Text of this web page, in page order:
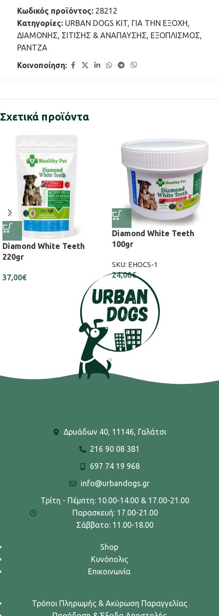
Κωδικός προϊόντος: 28212
Κατηγορίες: URBAN DOGS KIT, ΓΙΑ ΤΗΝ ΕΞΟΧΗ,
ΔΙΑΜΟΝΗΣ, ΣΙΤΙΣΗΣ & ΑΝΑΠΑΥΣΗΣ, ΕΞΟΠΛΙΣΜΟΣ,
ΡΑΝΤΖΑ
Κοινοποίηση:
Σχετικά προϊόντα
Diamond White Teeth
220gr
37,00€
Diamond White Teeth
100gr
SKU: EHOCS-1
24,00€
Δρυάδων 40, 11146, Γαλάτσι
216 90 08 381
697 74 19 968
info@urbandogs.gr
Τρίτη - Πέμπτη: 10.00-14.00 & 17.00-21.00
Παρασκευή: 17.00-21.00
Σάββατο: 11.00-18.00
Shop
Κυνόπολις
Επικοινωνία
Τρόποι Πληρωμής & Ακύρωση Παραγγελίας